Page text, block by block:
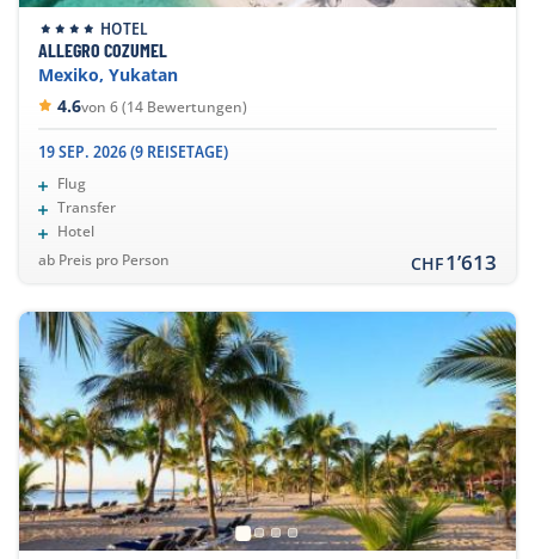
HOTEL
ALLEGRO COZUMEL
Mexiko, Yukatan
4.6von 6 (14 Bewertungen)
19 SEP. 2026 (9 REISETAGE)
Flug
Transfer
Hotel
ab Preis pro Person
CHF1’613